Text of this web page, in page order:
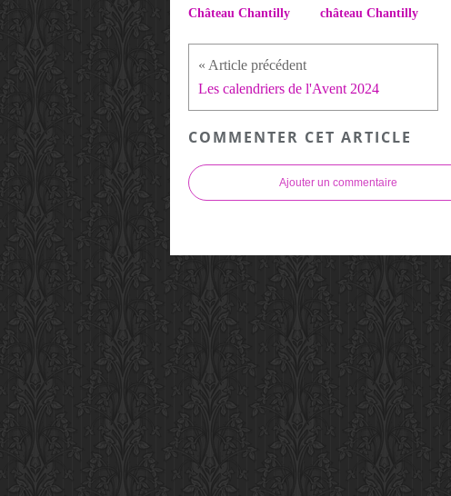
Château Chantilly
château Chantilly
Les calendriers de l'Avent 2024
COMMENTER CET ARTICLE
Ajouter un commentaire